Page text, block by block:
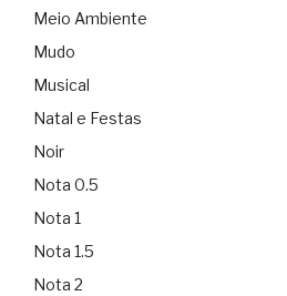
Meio Ambiente
Mudo
Musical
Natal e Festas
Noir
Nota 0.5
Nota 1
Nota 1.5
Nota 2